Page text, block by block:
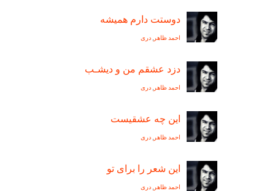
دوستت دارم هميشه
احمد ظاهر دری
دزد عشقم من و ديشـب
احمد ظاهر دری
این چه عشقیست
احمد ظاهر دری
این شعر را برای تو
احمد ظاهر دری